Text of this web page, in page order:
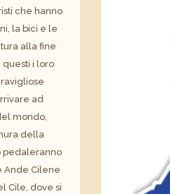
che hanno
la bici e le
alla fine
questi i loro
ad
mondo,
della
pedaleranno
Ande Cilene
Cile, dove si